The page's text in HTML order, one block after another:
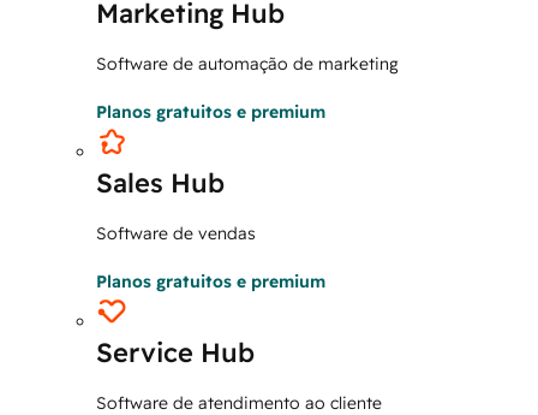
Marketing Hub
Software de automação de marketing
Planos gratuitos e premium
Sales Hub
Software de vendas
Planos gratuitos e premium
Service Hub
Software de atendimento ao cliente